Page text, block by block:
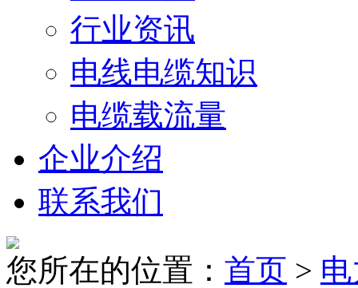
行业资讯
电线电缆知识
电缆载流量
企业介绍
联系我们
您所在的位置： 首页 >